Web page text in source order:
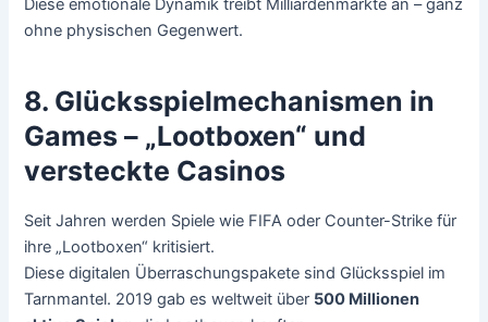
ohne physischen Gegenwert.
8. Glücksspielmechanismen in
Games – „Lootboxen“ und
versteckte Casinos
Seit Jahren werden Spiele wie FIFA oder Counter-Strike für
ihre „Lootboxen“ kritisiert.
Diese digitalen Überraschungspakete sind Glücksspiel im
Tarnmantel. 2019 gab es weltweit über 500 Millionen